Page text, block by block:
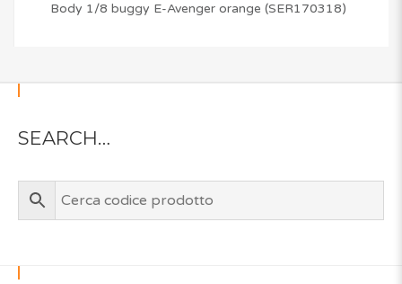
Body 1/8 buggy E-Avenger orange (SER170318)
SEARCH…